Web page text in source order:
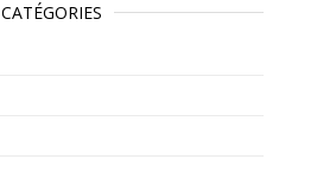
CATÉGORIES